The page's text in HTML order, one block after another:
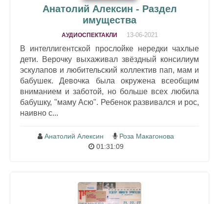
Анатолий Алексин - Раздел
имущества
АУДИОСПЕКТАКЛИ 13-06-2021
В интеллигентской прослойке нередки чахлые
дети. Верочку выхаживал звёздный консилиум
эскулапов и любительский коллектив пап, мам и
бабушек. Девочка была окружена всеобщим
вниманием и заботой, но больше всех любила
бабушку, "маму Асю". Ребенок развивался и рос,
наивно с...
Анатолий Алексин
Роза Макагонова
01:31:09